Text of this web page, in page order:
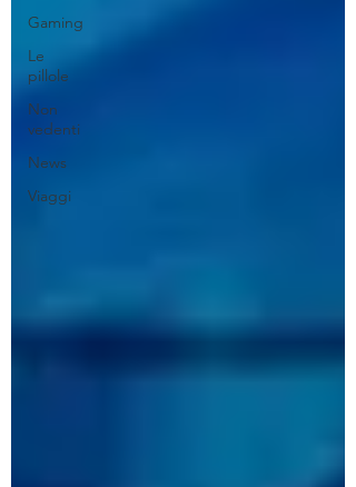
Gaming
Le
pillole
Non
vedenti
News
Viaggi